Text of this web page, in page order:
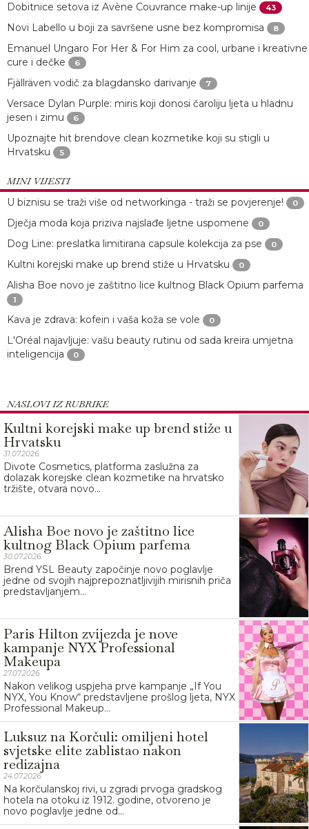
Dobitnice setova iz Avène Couvrance make-up linije 43
Novi Labello u boji za savršene usne bez kompromisa 8
Emanuel Ungaro For Her & For Him za cool, urbane i kreativne
cure i dečke
6
Fjällräven vodič za blagdansko darivanje 7
Versace Dylan Purple: miris koji donosi čaroliju ljeta u hladnu
jesen i zimu
6
Upoznajte hit brendove clean kozmetike koji su stigli u
Hrvatsku
5
MINI VIJESTI
U biznisu se traži više od networkinga - traži se povjerenje!
0
Dječja moda koja priziva najslađe ljetne uspomene 0
Dog Line: preslatka limitirana capsule kolekcija za pse 0
Kultni korejski make up brend stiže u Hrvatsku 0
Alisha Boe novo je zaštitno lice kultnog Black Opium parfema
1
Kava je zdrava: kofein i vaša koža se vole 0
L'Oréal najavljuje: vašu beauty rutinu od sada kreira umjetna
inteligencija
0
NASLOVI IZ RUBRIKE
Kultni korejski make up brend stiže u
Hrvatsku
31.07.2026.
Divote Cosmetics, platforma zaslužna za
dolazak korejske clean kozmetike na hrvatsko
tržište, otvara novo...
Alisha Boe novo je zaštitno lice
kultnog Black Opium parfema
30.07.2026.
Brend YSL Beauty započinje novo poglavlje
jedne od svojih najprepoznatljivijih mirisnih priča
predstavljanjem...
Paris Hilton zvijezda je nove
kampanje NYX Professional
Makeupa
27.07.2026.
Nakon velikog uspjeha prve kampanje „If You
NYX, You Know“ predstavljene prošlog ljeta, NYX
Professional Makeup...
Luksuz na Korčuli: omiljeni hotel
svjetske elite zablistao nakon
redizajna
24.07.2026.
Na korčulanskoj rivi, u zgradi prvoga gradskog
hotela na otoku iz 1912. godine, otvoreno je
novo poglavlje jedne od...